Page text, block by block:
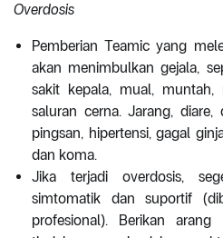
Overdosis
Pemberian Teamic yang
akan menimbulkan gejala,
sakit kepala, mual, muntah,
saluran cerna. Jarang, diare,
pingsan, hipertensi, gagal
dan koma.
Jika terjadi overdosis,
simtomatik dan suportif
profesional). Berikan